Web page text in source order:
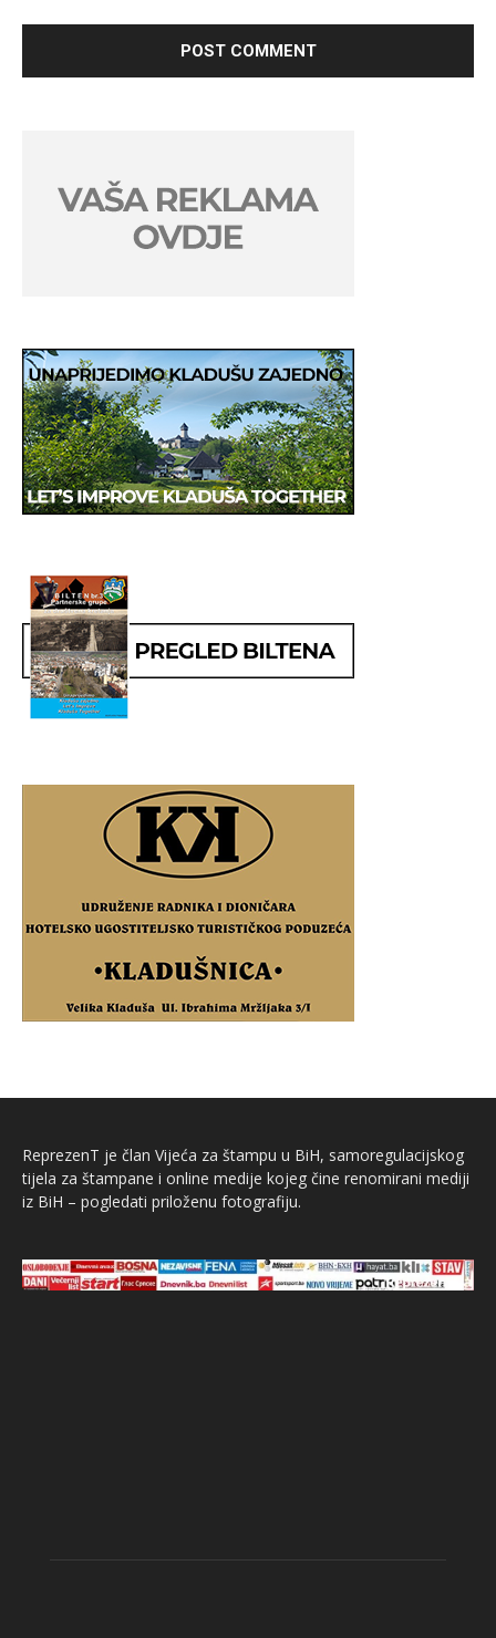
ReprezenT je član Vijeća za štampu u BiH, samoregulacijskog
tijela za štampane i online medije kojeg čine renomirani mediji
iz BiH – pogledati priloženu fotografiju.